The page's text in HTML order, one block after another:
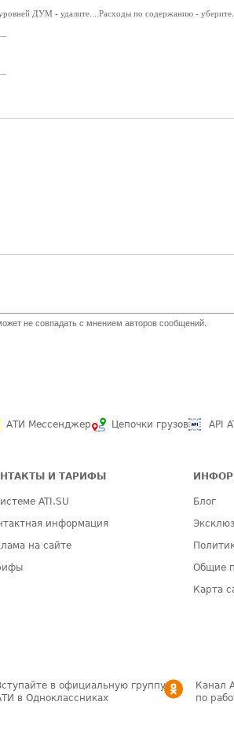
ДУМ - удалите....Расходы по содержанию -
не совпадать с мнением авторов сообщений.
АТИ Мессенджер Цепочки грузов API
И ТАРИФЫ
ATI.SU
информация
на сайте
Блог
Общие
Карта
в официальную группу
в Одноклассниках
Канал
по